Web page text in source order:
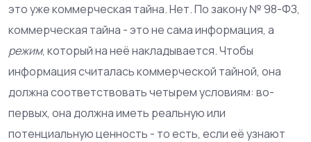
это уже коммерческая тайна. Нет. По закону № 98-ФЗ,
коммерческая тайна - это не сама информация, а
режим, который на неё накладывается. Чтобы
информация считалась коммерческой тайной, она
должна соответствовать четырем условиям: во-
первых, она должна иметь реальную или
потенциальную ценность - то есть, если её узнают